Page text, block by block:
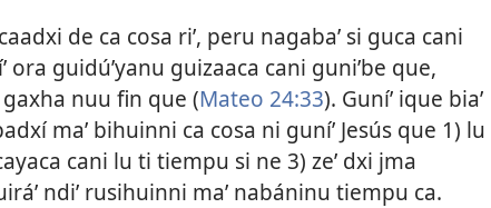
de ca cosa riʼ, peru nagabaʼ si guca cani
ora guidúʼyanu guizaaca cani guniʼbe que,
gaxha nuu fin que (Mateo 24:33). Guníʼ ique biaʼ
maʼ bihuinni ca cosa ni guníʼ Jesús que 1) lu
cani lu ti tiempu si ne 3) zeʼ dxi jma
ndiʼ rusihuinni maʼ nabáninu tiempu ca.